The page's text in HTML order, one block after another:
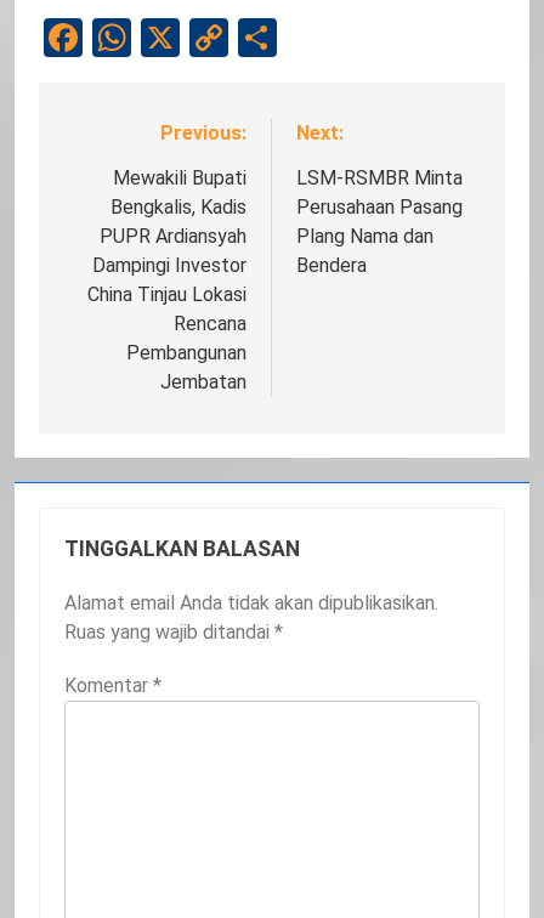
Facebook
WhatsApp
X
Copy
NavigasiPrevious:
Mewakili Bupati
Bengkalis, Kadis
PUPR Ardiansyah
Dampingi Investor
China Tinjau Lokasi
Rencana
Pembangunan
Jembatan
Next:
LSM-RSMBR Minta
Perusahaan Pasang
Plang Nama dan
Bendera
TINGGALKAN BALASAN
Alamat email Anda tidak akan dipublikasikan.
Ruas yang wajib ditandai *
Komentar *